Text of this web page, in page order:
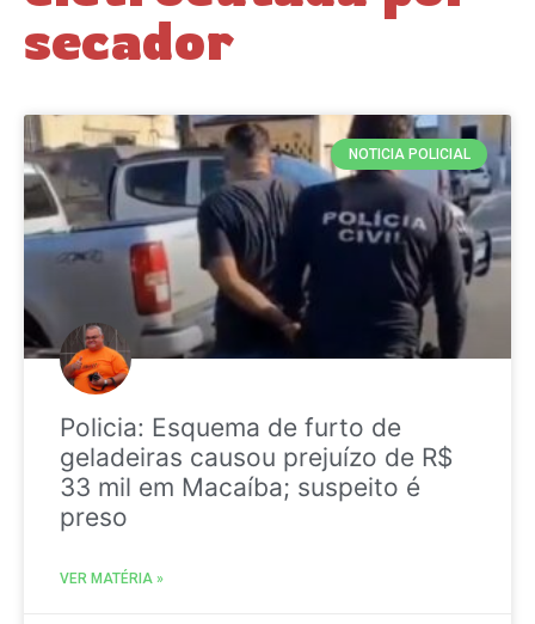
secador
NOTICIA POLICIAL
Policia: Esquema de furto de
geladeiras causou prejuízo de R$
33 mil em Macaíba; suspeito é
preso
VER MATÉRIA »